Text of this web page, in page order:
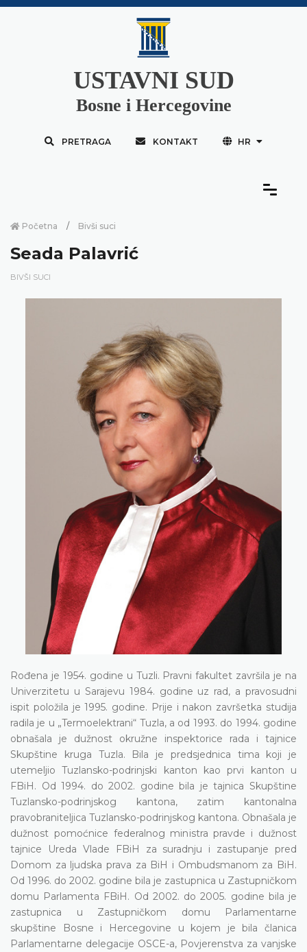
USTAVNI SUD
Bosne i Hercegovine
PRETRAGA KONTAKT HR
Početna Bivši suci
Seada Palavrić
BIVŠI SUCI
Rođena je 1954. godine u Tuzli. Pravni fakultet završila je na
Univerzitetu u Sarajevu 1984. godine uz rad, a pravosudni
ispit položila je 1995. godine. Prije i nakon završetka studija
radila je u „Termoelektrani“ Tuzla, a od 1993. do 1994. godine
obnašala je dužnost okružne inspektorice rada i tajnice
Skupštine kruga Tuzla. Bila je predsjednica tima koji je
utemeljio Tuzlansko-podrinjski kanton kao prvi kanton u
FBiH. Od 1994. do 2002. godine bila je tajnica Skupštine
Tuzlansko-podrinjskog kantona, zatim kantonalna
pravobraniteljica Tuzlansko-podrinjskog kantona. Obnašala je
dužnost pomoćnice federalnog ministra pravde i dužnost
tajnice Ureda Vlade FBiH za suradnju i zastupanje pred
Domom za ljudska prava za BiH i Ombudsmanom za BiH.
Od 1996. do 2002. godine bila je zastupnica u Zastupničkom
domu Parlamenta FBiH. Od 2002. do 2005. godine bila je
zastupnica u Zastupničkom domu Parlamentarne
skupštine Bosne i Hercegovine u kojem je bila članica
Parlamentarne delegacije OSCE-a, Povjerenstva za vanjske